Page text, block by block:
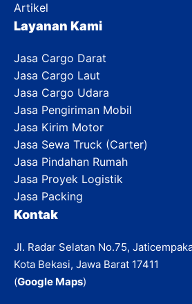
Artikel
Layanan Kami
Jasa Cargo Darat
Jasa Cargo Laut
Jasa Cargo Udara
Jasa Pengiriman Mobil
Jasa Kirim Motor
Jasa Sewa Truck (Carter)
Jasa Pindahan Rumah
Jasa Proyek Logistik
Jasa Packing
Kontak
Jl. Radar Selatan No.75,
Kota Bekasi, Jawa Barat 17411
(Google Maps)